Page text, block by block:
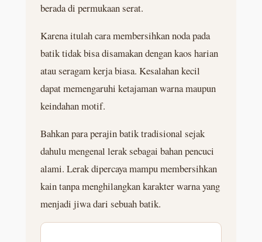
berada di permukaan serat.
Karena itulah cara membersihkan noda pada
batik tidak bisa disamakan dengan kaos harian
atau seragam kerja biasa. Kesalahan kecil
dapat memengaruhi ketajaman warna maupun
keindahan motif.
Bahkan para perajin batik tradisional sejak
dahulu mengenal lerak sebagai bahan pencuci
alami. Lerak dipercaya mampu membersihkan
kain tanpa menghilangkan karakter warna yang
menjadi jiwa dari sebuah batik.